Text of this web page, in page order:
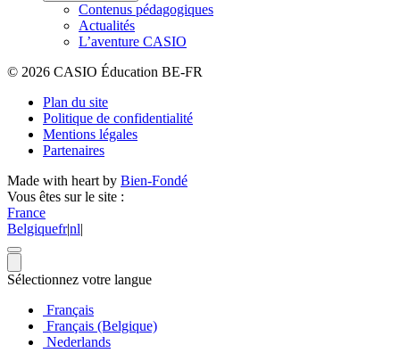
Contenus pédagogiques
Actualités
L’aventure CASIO
© 2026 CASIO Éducation BE-FR
Plan du site
Politique de confidentialité
Mentions légales
Partenaires
Made with heart by Bien-Fondé
Vous êtes sur le site :
France
Belgiquefr|nl|
Sélectionnez votre langue
Français
Français (Belgique)
Nederlands